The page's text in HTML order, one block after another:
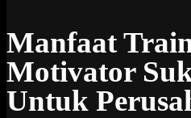
Manfaat
Motivator
Untuk